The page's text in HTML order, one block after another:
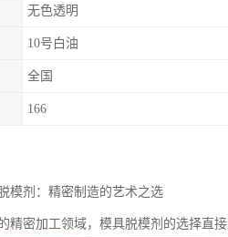
无色透明
10号白油
全国
166
模剂：精密制造的艺术之选
精密加工领域，模具脱模剂的选择直